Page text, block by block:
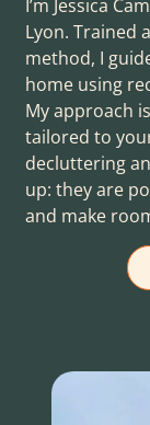
I’m Jessica
Lyon. Trained
method, I
home using
My approach
tailored to
decluttering
up: they are
and make